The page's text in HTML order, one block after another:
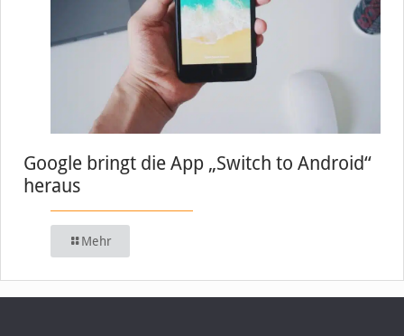
Google bringt die App „Switch to Android“
heraus
Mehr